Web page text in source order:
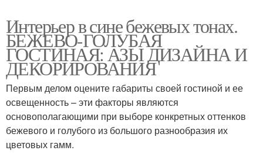
Интерьер в сине бежевых тонах.
БЕЖЕВО-ГОЛУБАЯ
ГОСТИНАЯ: АЗЫ ДИЗАЙНА И
ДЕКОРИРОВАНИЯ
Первым делом оцените габариты своей гостиной и ее
освещенность – эти факторы являются
основополагающими при выборе конкретных оттенков
бежевого и голубого из большого разнообразия их
цветовых гамм.